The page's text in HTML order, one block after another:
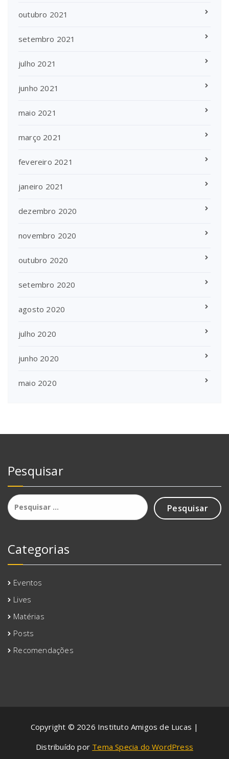
outubro 2021
setembro 2021
julho 2021
junho 2021
maio 2021
março 2021
fevereiro 2021
janeiro 2021
dezembro 2020
novembro 2020
outubro 2020
setembro 2020
agosto 2020
julho 2020
junho 2020
maio 2020
Pesquisar
Pesquisar
por:
Categorias
Eventos
Lives
Matérias
Posts
Recomendações
Copyright © 2026 Instituto Amigos de Lucas |
Distribuído por Tema Specia do WordPress